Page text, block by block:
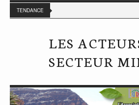
TENDANCE
LES
SECTEUR